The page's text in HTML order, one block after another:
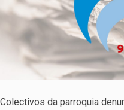
Colectivos da parroquia